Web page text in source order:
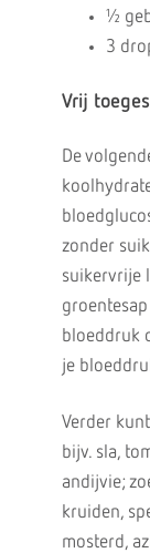
½
3
Vrij
De
zonder
suikervrije
bloeddruk
je
Verder
bijv. sla,
andijvie;
kruiden,
mosterd,